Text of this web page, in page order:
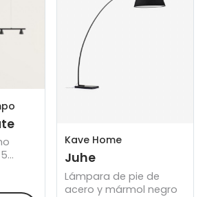
Kave Home
Juhe
Lámpara de pie de
acero y mármol negro